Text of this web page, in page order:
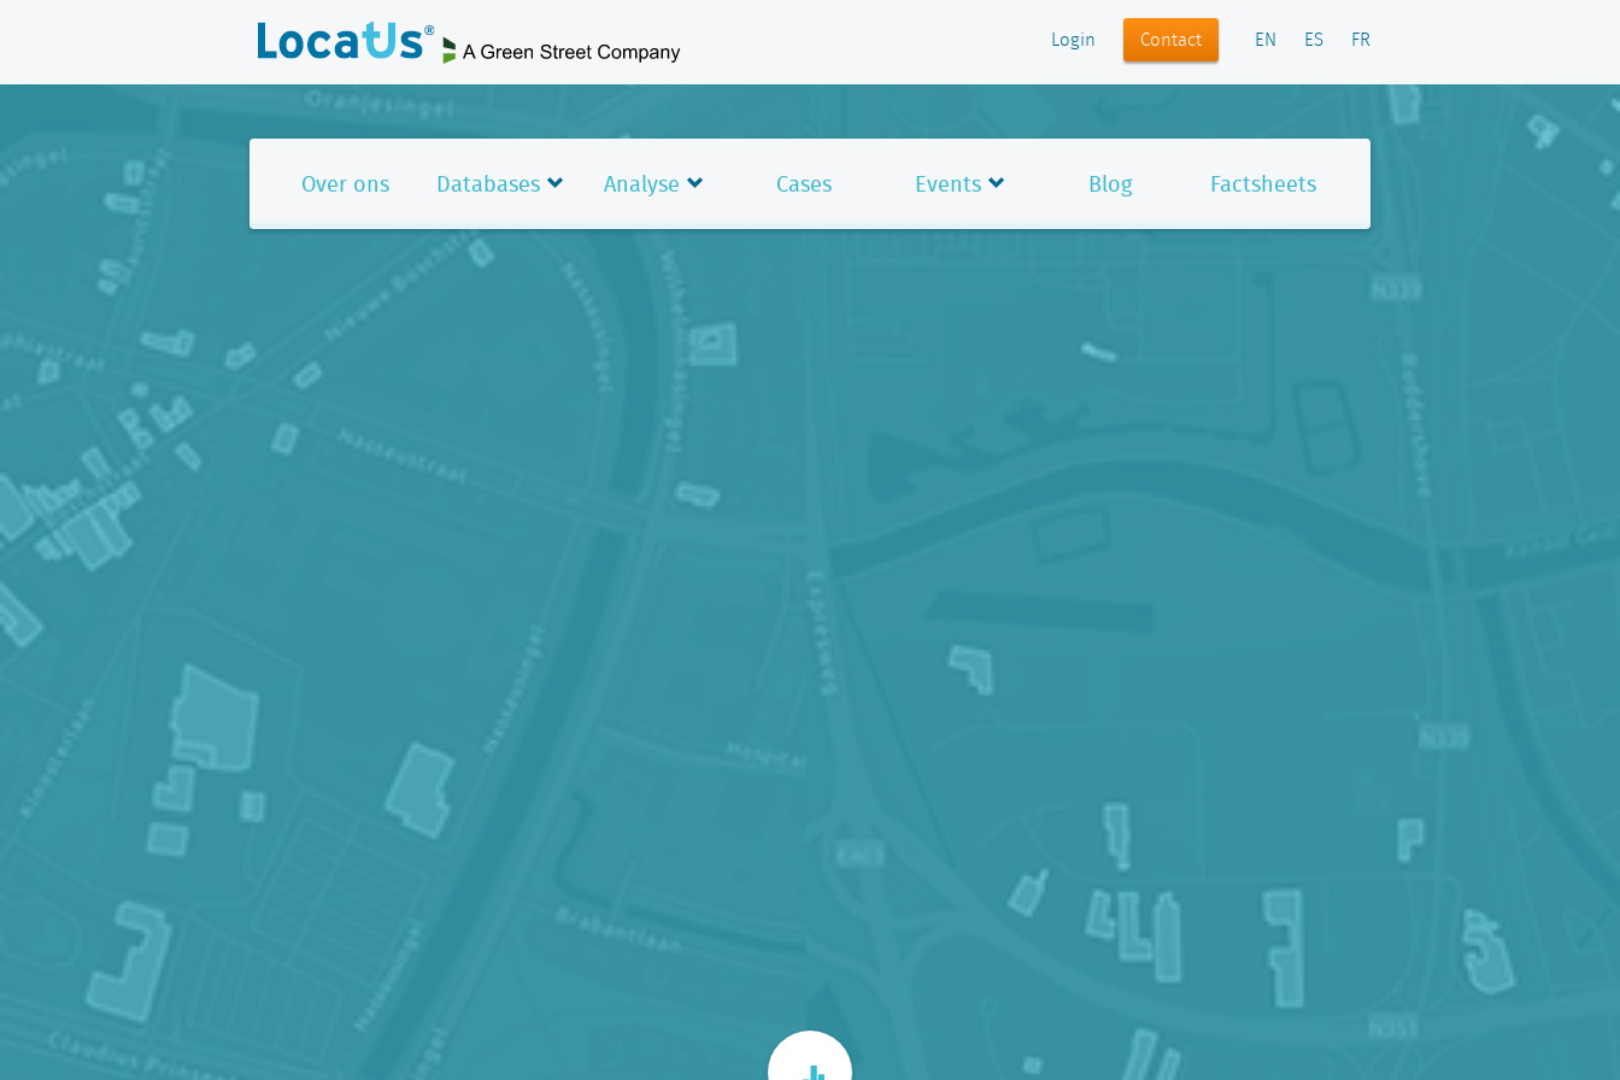
Login Contact EN ES FR
Over ons Databases Analyse Cases Events Blog Factsheets